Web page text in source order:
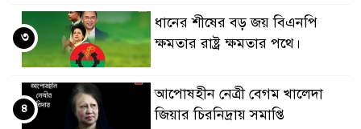
ধানের শীষের বড় জয় বিএনপি
ক্ষমতার রাষ্ট্র ক্ষমতার পথে।
৩
আপোষহীন নেত্রী বেগম খালেদা
জিয়ার চিরনিদ্রায় সমাপ্তি
৪